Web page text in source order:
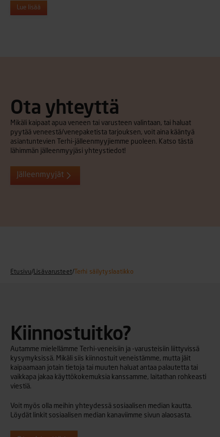
Lue lisää
Ota yhteyttä
Mikäli kaipaat apua veneen tai varusteen valintaan, tai haluat
pyytää veneestä/venepaketista tarjouksen, voit aina kääntyä
asiantuntevien Terhi-jälleenmyyjiemme puoleen. Katso tästä
lähimmän jälleenmyyjäsi yhteystiedot!
Jälleenmyyjät
Etusivu/Lisävarusteet/Terhi säilytyslaatikko
Kiinnostuitko?
Autamme mielellämme Terhi-veneisiin ja -varusteisiin liittyvissä
kysymyksissä. Mikäli siis kiinnostuit veneistämme, mutta jäit
kaipaamaan jotain tietoja tai muuten haluat antaa palautetta tai
vaikkapa jakaa käyttökokemuksia kanssamme, laitathan rohkeasti
viestiä.
Voit myös olla meihin yhteydessä sosiaalisen median kautta.
Löydät linkit sosiaalisen median kanaviimme sivun alaosasta.